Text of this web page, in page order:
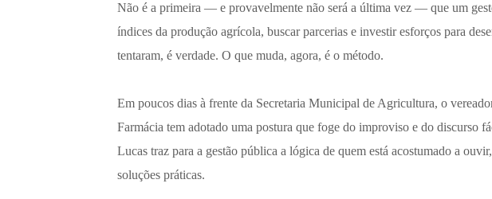
Não é a primeira — e provavelmente não será a última vez — que um
índices da produção agrícola, buscar parcerias e investir esforços para
tentaram, é verdade. O que muda, agora, é o método.
Em poucos dias à frente da Secretaria Municipal de Agricultura, o
Farmácia tem adotado uma postura que foge do improviso e do discurso
Lucas traz para a gestão pública a lógica de quem está acostumado a
soluções práticas.